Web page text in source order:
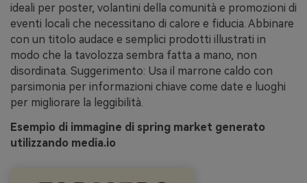
ideali per poster, volantini della comunità e promozioni di
eventi locali che necessitano di calore e fiducia. Abbinare
con un titolo audace e semplici prodotti illustrati in
modo che la tavolozza sembra fatta a mano, non
disordinata. Suggerimento: Usa il marrone caldo con
parsimonia per informazioni chiave come date e luoghi
per migliorare la leggibilità.
Esempio di immagine di spring market generato
utilizzando media.io